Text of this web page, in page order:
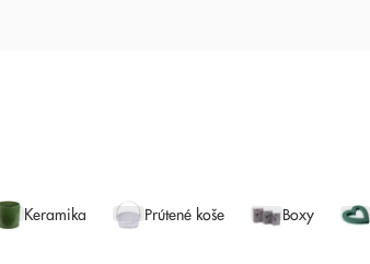
Keramika Prútené koše Boxy